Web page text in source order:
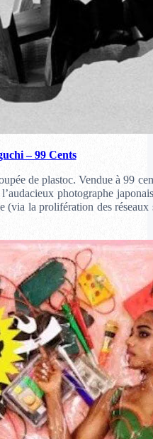
– 99 Cents
de plastoc. Vendue à 99
photographe
(via la prolifération des